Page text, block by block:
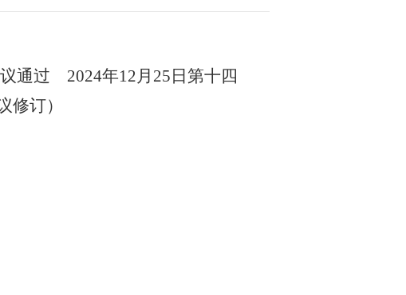
通过 2024年12月25日第十四
修订）